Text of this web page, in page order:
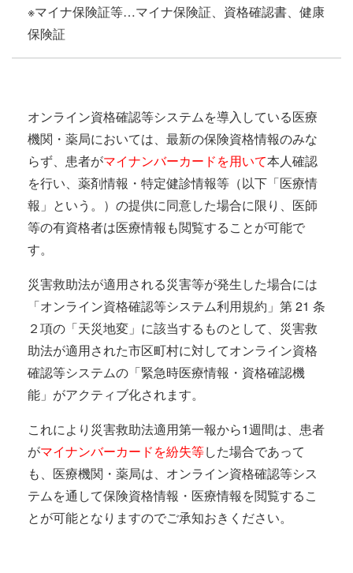
※マイナ保険証等…マイナ保険証、資格確認書、健康
保険証
オンライン資格確認等システムを導入している医療
機関・薬局においては、最新の保険資格情報のみな
らず、患者がマイナンバーカードを用いて本人確認
を行い、薬剤情報・特定健診情報等（以下「医療情
報」という。）の提供に同意した場合に限り、医師
等の有資格者は医療情報も閲覧することが可能で
す。
災害救助法が適用される災害等が発生した場合には
「オンライン資格確認等システム利用規約」第 21 条
２項の「天災地変」に該当するものとして、災害救
助法が適用された市区町村に対してオンライン資格
確認等システムの「緊急時医療情報・資格確認機
能」がアクティブ化されます。
これにより災害救助法適用第一報から1週間は、患者
がマイナンバーカードを紛失等した場合であって
も、医療機関・薬局は、オンライン資格確認等シス
テムを通して保険資格情報・医療情報を閲覧するこ
とが可能となりますのでご承知おきください。